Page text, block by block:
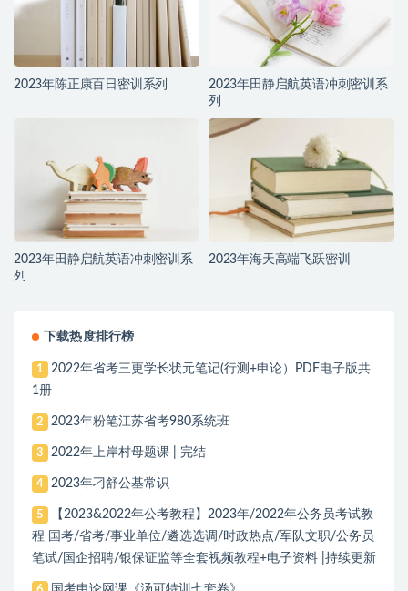
2023年陈正康百日密训系列
2023年田静启航英语冲刺密训系
列
2023年田静启航英语冲刺密训系
列
2023年海天高端飞跃密训
下载热度排行榜
1
2022年省考三更学长状元笔记(行测+申论）PDF电子版共
1册
2 2023年粉笔江苏省考980系统班
3 2022年上岸村母题课 | 完结
4 2023年刁舒公基常识
5
【2023&2022年公考教程】2023年/2022年公务员考试教
程 国考/省考/事业单位/遴选选调/时政热点/军队文职/公务员
笔试/国企招聘/银保证监等全套视频教程+电子资料 |持续更新